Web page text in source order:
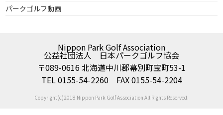
パークゴルフ動画
Nippon Park Golf Association
公益社団法人 日本パークゴルフ協会
〒089-0616 北海道中川郡幕別町宝町53-1
TEL 0155-54-2260 FAX 0155-54-2204
Copyright(c)2018 Nippon Park Golf Association All Rights Reserved.